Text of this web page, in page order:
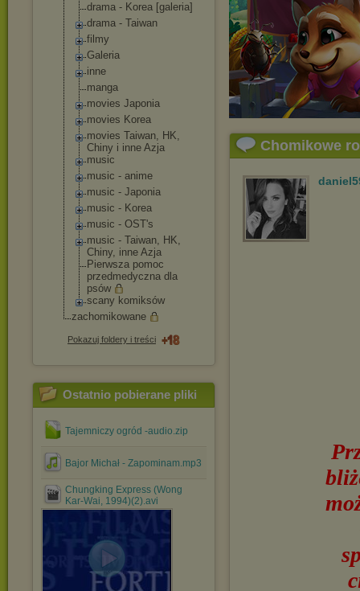
drama - Korea [galeria]
drama - Taiwan
filmy
Galeria
inne
manga
movies Japonia
movies Korea
movies Taiwan, HK,
Chiny i inne Azja
music
music - anime
music - Japonia
music - Korea
music - OST's
music - Taiwan, HK,
Chiny, inne Azja
Pierwsza pomoc
przedmedyczna dla
psów
scany komiksów
zachomikowane
Pokazuj foldery i treści
Ostatnio pobierane pliki
Tajemniczy ogród -audio.zip
Bajor Michał - Zapominam.mp3
Chungking Express (Wong
Kar-Wai, 1994)(2).avi
Chomikowe